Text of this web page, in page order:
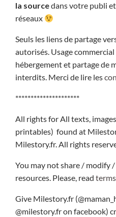
la sourcedans votre publi
réseaux
Seuls les liens de partage
autorisés. Usage
hébergement et partage de
interdits. Merci de lire les
*********************
All rights for All texts,
printables) found at
Milestory.fr. All rights
You may not share / modify
resources. Please, read
Give Milestory.fr
@milestory.fr on facebook)